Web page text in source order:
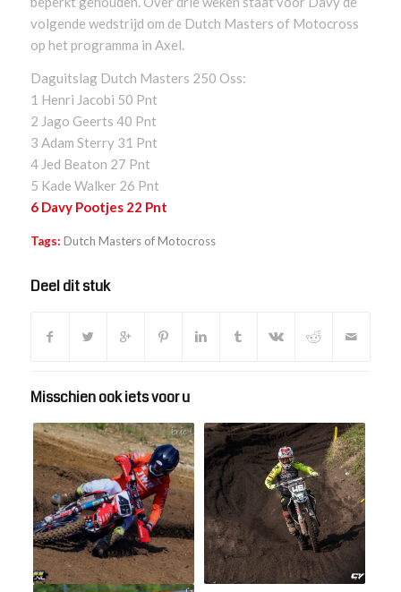
volgende wedstrijd om de Dutch Masters of Motocross
op het programma in Axel.
Daguitslag Dutch Masters 250 Oss:
1 Henri Jacobi 50 Pnt
2 Jago Geerts 40 Pnt
3 Adam Sterry 31 Pnt
4 Jed Beaton 27 Pnt
5 Kade Walker 26 Pnt
6 Davy Pootjes 22 Pnt
Tags: Dutch Masters of Motocross
Deel dit stuk
Misschien ook iets voor u